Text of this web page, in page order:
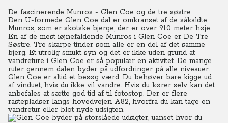
De fascinerende Munros - Glen Coe og de tre søstre
Den U-formede Glen Coe dal er omkranset af de såkaldte
Munros, som er skotske bjerge, der er over 910 meter høje.
En af de mest iøjnefaldende Munros i Glen Coe er De Tre
Søstre. Tre skarpe tinder som alle er en del af det samme
bjerg. Et utrolig smukt syn og det er ikke uden grund at
vandreture i Glen Coe er så populær en aktivitet. De mange
ruter gennem dalen byder på udfordringer på alle niveauer.
Glen Coe er altid et besøg værd. Du behøver bare kigge ud
af vinduet, hvis du ikke vil vandre. Hvis du kører selv kan det
anbefales at sætte god tid af til fotostop. Der er flere
rastepladser langs hovedvejen A82, hvorfra du kan tage en
vandretur eller blot nyde udsigten.